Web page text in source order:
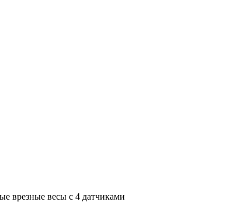
врезные весы с 4 датчиками